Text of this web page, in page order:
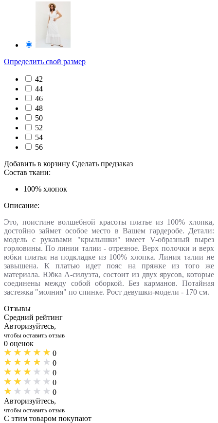
Определить свой размер
42
44
46
48
50
52
54
56
Добавить в корзину Сделать предзаказ
Состав ткани:
100% хлопок
Описание:
Это, поистине волшебной красоты платье из 100% хлопка,
достойно займет особое место в Вашем гардеробе. Детали:
модель с рукавами "крылышки" имеет V-образный вырез
горловины. По линии талии - отрезное. Верх полочки и верх
юбки платья на подкладке из 100% хлопка. Линия талии не
завышена. К платью идет пояс на пряжке из того же
материала. Юбка А-силуэта, состоит из двух ярусов, которые
соединены между собой оборкой. Без карманов. Потайная
застежка "молния" по спинке. Рост девушки-модели - 170 см.
Отзывы
Средний рейтинг
Авторизуйтесь,
чтобы оставить отзыв
0 оценок
0
0
0
0
0
Авторизуйтесь,
чтобы оставить отзыв
С этим товаром покупают